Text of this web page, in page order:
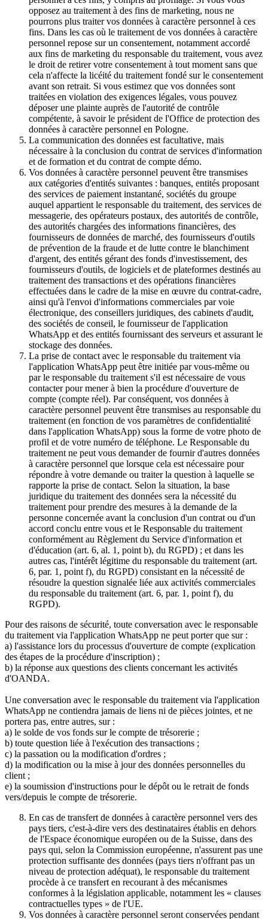
opposez au traitement à des fins de marketing, nous ne
pourrons plus traiter vos données à caractère personnel à ces
fins. Dans les cas où le traitement de vos données à caractère
personnel repose sur un consentement, notamment accordé
aux fins de marketing du responsable du traitement, vous avez
le droit de retirer votre consentement à tout moment sans que
cela n'affecte la licéité du traitement fondé sur le consentement
avant son retrait. Si vous estimez que vos données sont
traitées en violation des exigences légales, vous pouvez
déposer une plainte auprès de l'autorité de contrôle
compétente, à savoir le président de l'Office de protection des
données à caractère personnel en Pologne.
La communication des données est facultative, mais
nécessaire à la conclusion du contrat de services d'information
et de formation et du contrat de compte démo.
Vos données à caractère personnel peuvent être transmises
aux catégories d'entités suivantes : banques, entités proposant
des services de paiement instantané, sociétés du groupe
auquel appartient le responsable du traitement, des services de
messagerie, des opérateurs postaux, des autorités de contrôle,
des autorités chargées des informations financières, des
fournisseurs de données de marché, des fournisseurs d'outils
de prévention de la fraude et de lutte contre le blanchiment
d'argent, des entités gérant des fonds d'investissement, des
fournisseurs d'outils, de logiciels et de plateformes destinés au
traitement des transactions et des opérations financières
effectuées dans le cadre de la mise en œuvre du contrat-cadre,
ainsi qu'à l'envoi d'informations commerciales par voie
électronique, des conseillers juridiques, des cabinets d'audit,
des sociétés de conseil, le fournisseur de l'application
WhatsApp et des entités fournissant des serveurs et assurant le
stockage des données.
La prise de contact avec le responsable du traitement via
l'application WhatsApp peut être initiée par vous-même ou
par le responsable du traitement s'il est nécessaire de vous
contacter pour mener à bien la procédure d'ouverture de
compte (compte réel). Par conséquent, vos données à
caractère personnel peuvent être transmises au responsable du
traitement (en fonction de vos paramètres de confidentialité
dans l'application WhatsApp) sous la forme de votre photo de
profil et de votre numéro de téléphone. Le Responsable du
traitement ne peut vous demander de fournir d'autres données
à caractère personnel que lorsque cela est nécessaire pour
répondre à votre demande ou traiter la question à laquelle se
rapporte la prise de contact. Selon la situation, la base
juridique du traitement des données sera la nécessité du
traitement pour prendre des mesures à la demande de la
personne concernée avant la conclusion d'un contrat ou d'un
accord conclu entre vous et le Responsable du traitement
conformément au Règlement du Service d'information et
d'éducation (art. 6, al. 1, point b), du RGPD) ; et dans les
autres cas, l'intérêt légitime du responsable du traitement (art.
6, par. 1, point f), du RGPD) consistant en la nécessité de
résoudre la question signalée liée aux activités commerciales
du responsable du traitement (art. 6, par. 1, point f), du
RGPD).
Pour des raisons de sécurité, toute conversation avec le responsable
du traitement via l'application WhatsApp ne peut porter que sur :
a) l'assistance lors du processus d'ouverture de compte (explication
des étapes de la procédure d'inscription) ;
b) la réponse aux questions des clients concernant les activités
d'OANDA.
Une conversation avec le responsable du traitement via l'application
WhatsApp ne contiendra jamais de liens ni de pièces jointes, et ne
portera pas, entre autres, sur :
a) le solde de vos fonds sur le compte de trésorerie ;
b) toute question liée à l'exécution des transactions ;
c) la passation ou la modification d'ordres ;
d) la modification ou la mise à jour des données personnelles du
client ;
e) la soumission d'instructions pour le dépôt ou le retrait de fonds
vers/depuis le compte de trésorerie.
En cas de transfert de données à caractère personnel vers des
pays tiers, c'est-à-dire vers des destinataires établis en dehors
de l'Espace économique européen ou de la Suisse, dans des
pays qui, selon la Commission européenne, n'assurent pas une
protection suffisante des données (pays tiers n'offrant pas un
niveau de protection adéquat), le responsable du traitement
procède à ce transfert en recourant à des mécanismes
conformes à la législation applicable, notamment les « clauses
contractuelles types » de l'UE.
Vos données à caractère personnel seront conservées pendant